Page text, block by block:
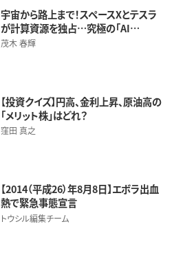
宇宙から路上まで！スペースXとテスラ
が計算資源を独占…究極の「AI…
茂木 春輝
【投資クイズ】円高、金利上昇、原油高の
「メリット株」はどれ？
窪田 真之
【2014（平成26）年8月8日】エボラ出血
熱で緊急事態宣言
トウシル編集チーム